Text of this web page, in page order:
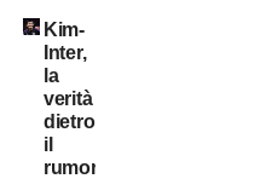
Kim-
Inter,
la
verità
dietro
il
rumor